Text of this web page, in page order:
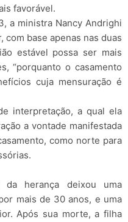
favorável.
a ministra Nancy Andrighi
base apenas nas duas
estável possa ser mais
“porquanto o casamento
cuja mensuração é
interpretação, a qual ela
a vontade manifestada
como norte para
herança deixou uma
mais de 30 anos, e uma
Após sua morte, a filha